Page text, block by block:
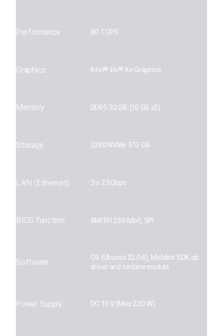
Performance 80 TOPS
Graphics Intel® Iris® Xe Graphics
Memory DDR5 32 GB (16 GB x2)
Storage 2280 NVMe 512 GB
LAN (Ethernet) 3 x 2.5Gbps
BIOS Function AMI EFI 256 Mbit, SPI
Software
OS (Ubuntu 22.04), Mobilint SDK qb
driver and runtime module
Power Supply DC 19 V (Max 230 W)